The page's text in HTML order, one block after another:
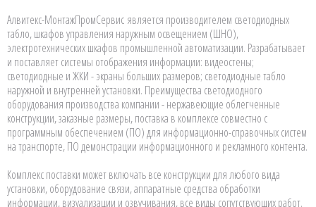
Алвитекс-МонтажПромСервис является производителем светодиодных
табло, шкафов управления наружным освещением (ШНО),
электротехнических шкафов промышленной автоматизации. Разрабатывает
и поставляет системы отображения информации: видеостены;
светодиодные и ЖКИ - экраны больших размеров; светодиодные табло
наружной и внутренней установки. Преимущества светодиодного
оборудования производства компании - нержавеющие облегченные
конструкции, заказные размеры, поставка в комплексе совместно с
программным обеспечением (ПО) для информационно-справочных систем
на транспорте, ПО демонстрации информационного и рекламного контента.
Комплекс поставки может включать все конструкции для любого вида
установки, оборудование связи, аппаратные средства обработки
информации, визуализации и озвучивания, все виды сопутствующих работ.